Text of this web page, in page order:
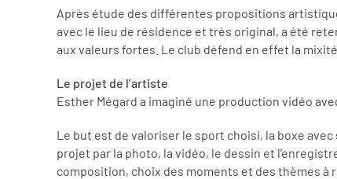
Après étude des différentes propositions
avec le lieu de résidence et très original, a été
aux valeurs fortes. Le club défend en effet la
Le projet de l’artiste
Esther Mégard a imaginé une production vidéo
Le but est de valoriser le sport choisi, la boxe avec
projet par la photo, la vidéo, le dessin et
composition, choix des moments et des thèmes à